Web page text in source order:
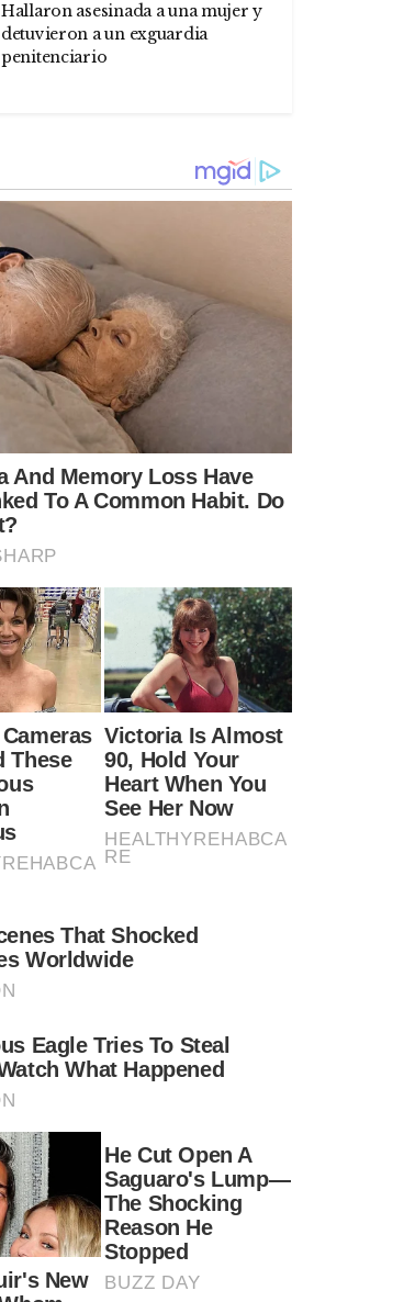
Hallaron asesinada a una mujer y
detuvieron a un exguardia
penitenciario